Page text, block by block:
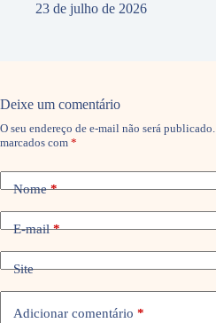
23 de julho de 2026
Deixe um comentário
O seu endereço de e-mail não será publicado.
marcados com *
Nome*
E-mail*
Site
Adicionar comentário *